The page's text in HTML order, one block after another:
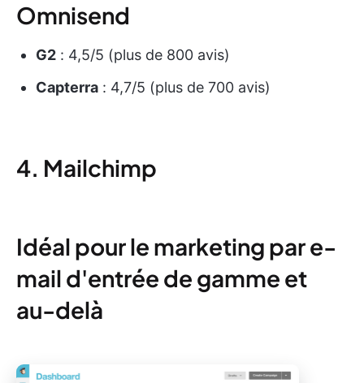
Omnisend
G2 : 4,5/5 (plus de 800 avis)
Capterra : 4,7/5 (plus de 700 avis)
4. Mailchimp
Idéal pour le marketing par e-
mail d'entrée de gamme et
au-delà